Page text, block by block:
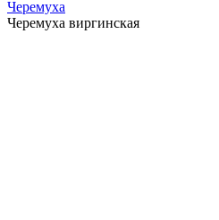
Черемуха
Черемуха виргинская